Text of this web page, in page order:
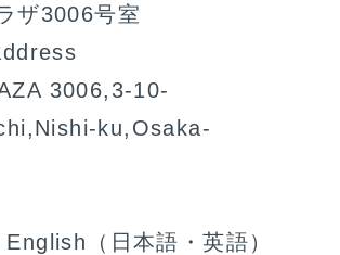
ザ3006号室
3006,3-10-
ku,Osaka-
（日本語・英語）